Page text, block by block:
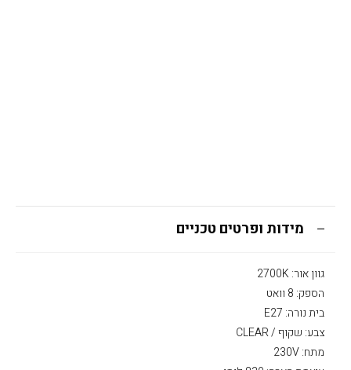
מידות ופרטים טכניים
גוון אור: 2700K
הספק: 8 וואט
בית נורה: E27
צבע: שקוף / CLEAR
מתח: 230V